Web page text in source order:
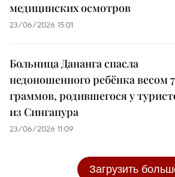
медицинских осмотров
23/06/2026 15:01
Больница Дананга спасла
недоношенного ребёнка весом
граммов, родившегося у
из Сингапура
23/06/2026 11:09
Загрузить